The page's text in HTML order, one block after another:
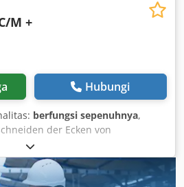
M +
Hubungi
berfungsi sepenuhnya,
der Ecken von
Herstellen von V- und U-
Musteranfertigungen und
Ad N Ujahja Eckengröße: max.